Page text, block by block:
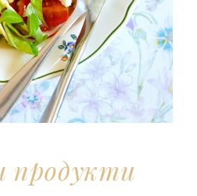
продукти